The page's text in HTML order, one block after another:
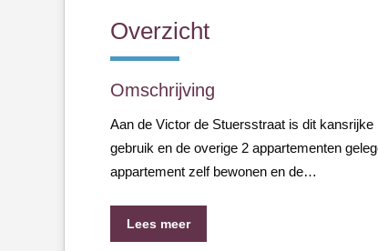
Overzicht
Omschrijving
Aan de Victor de Stuersstraat is dit
gebruik en de overige 2 appartementen
appartement zelf bewonen en de…
Lees meer